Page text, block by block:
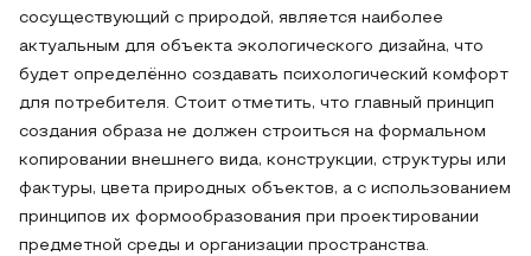
сосуществующий с природой, является наиболее
актуальным для объекта экологического дизайна, что
будет определённо создавать психологический комфорт
для потребителя. Стоит отметить, что главный принцип
создания образа не должен строиться на формальном
копировании внешнего вида, конструкции, структуры или
фактуры, цвета природных объектов, а с использованием
принципов их формообразования при проектировании
предметной среды и организации пространства.